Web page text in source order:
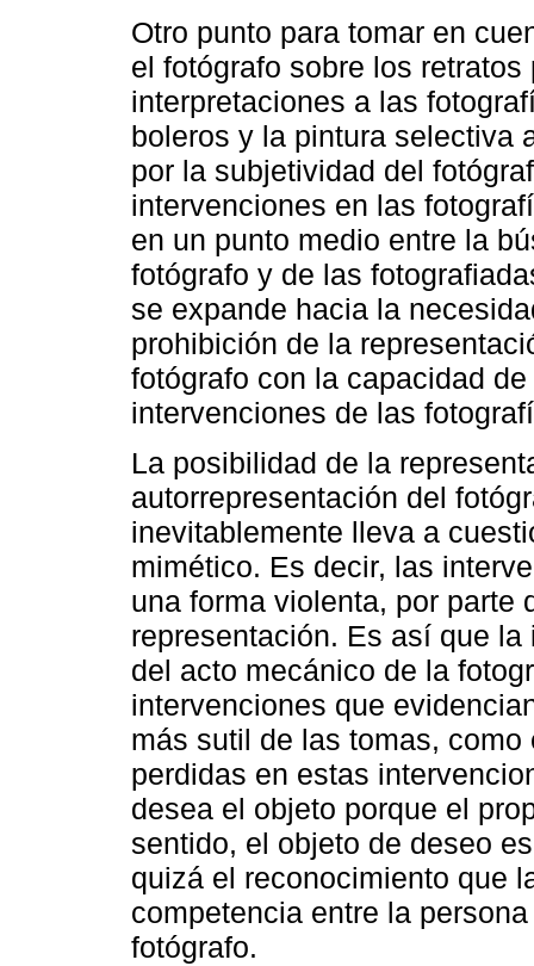
Otro punto para tomar en
el fotógrafo sobre los
interpretaciones a las
boleros y la pintura selectiva
por la subjetividad del
intervenciones en las
en un punto medio entre la
fotógrafo y de las
se expande hacia la
prohibición de la
fotógrafo con la capacidad
intervenciones de las
La posibilidad de la
autorrepresentación del
inevitablemente lleva a
mimético. Es decir, las
una forma violenta, por parte
representación. Es así que
del acto mecánico de la
intervenciones que
más sutil de las tomas,
perdidas en estas
desea el objeto porque el
sentido, el objeto de deseo
quizá el reconocimiento que
competencia entre la
fotógrafo.